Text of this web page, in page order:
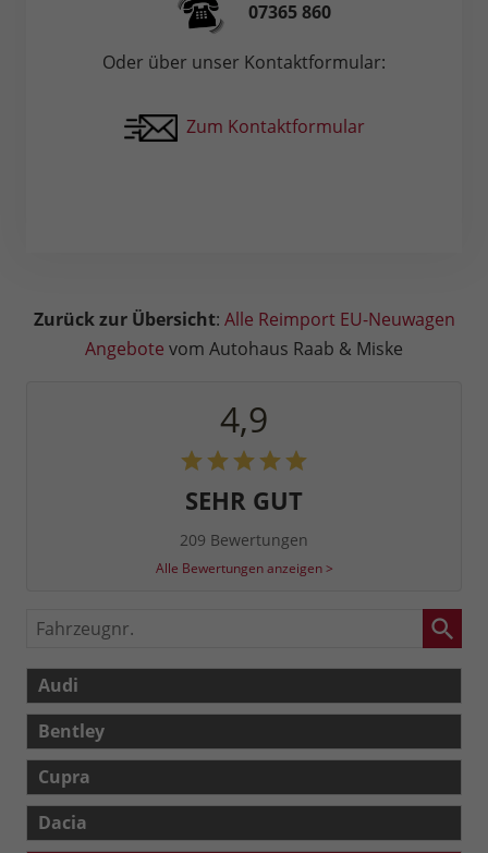
07365 860
Oder über unser Kontaktformular:
Zum Kontaktformular
Zurück zur Übersicht: Alle Reimport EU-Neuwagen
Angebote vom Autohaus Raab & Miske
4,9
SEHR GUT
209 Bewertungen
Alle Bewertungen anzeigen >
Fahrzeugnr.
Audi
Bentley
Cupra
Dacia